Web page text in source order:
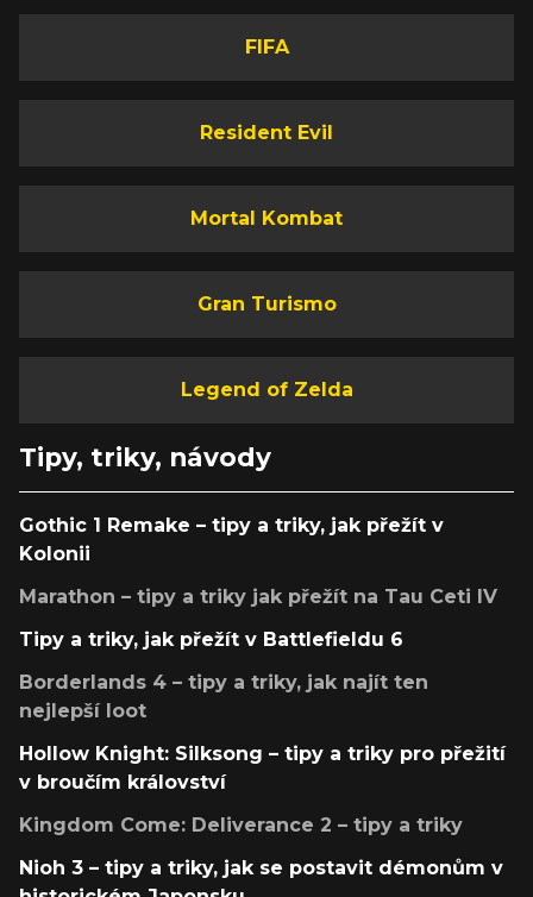
FIFA
Resident Evil
Mortal Kombat
Gran Turismo
Legend of Zelda
Tipy, triky, návody
Gothic 1 Remake – tipy a triky, jak přežít v
Kolonii
Marathon – tipy a triky jak přežít na Tau Ceti IV
Tipy a triky, jak přežít v Battlefieldu 6
Borderlands 4 – tipy a triky, jak najít ten
nejlepší loot
Hollow Knight: Silksong – tipy a triky pro přežití
v broučím království
Kingdom Come: Deliverance 2 – tipy a triky
Nioh 3 – tipy a triky, jak se postavit démonům v